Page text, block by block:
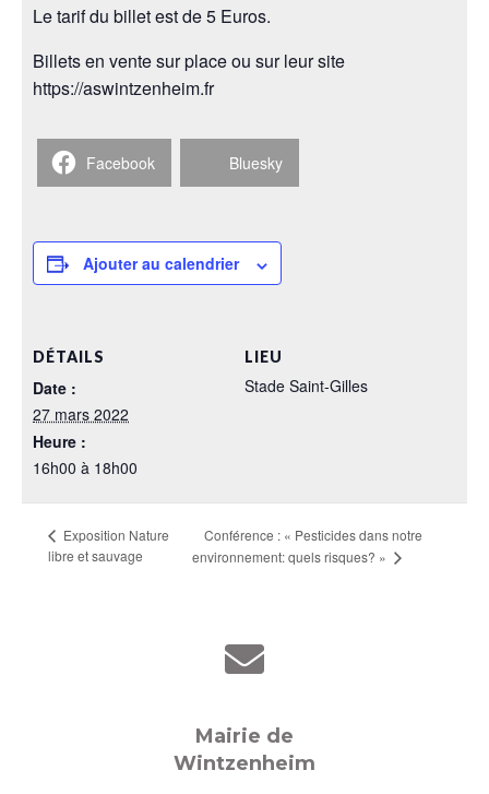
Le tarif du billet est de 5 Euros.
Billets en vente sur place ou sur leur site
https://aswintzenheim.fr
Facebook Bluesky
Ajouter au calendrier
DÉTAILS
Date :
27 mars 2022
Heure :
16h00 à 18h00
LIEU
Stade Saint-Gilles
Exposition Nature
libre et sauvage
Conférence : « Pesticides dans notre
environnement: quels risques? »
Mairie de
Wintzenheim